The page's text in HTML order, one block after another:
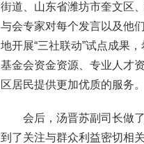
街道、山东省潍坊市奎文区
与会专家对每个发言以及他
地开展“三社联动”试点成果
基金会资金资源、专业人才
区居民提供更加优质的服务。
会后，汤晋苏副司长做
到了关注与群众利益密切相